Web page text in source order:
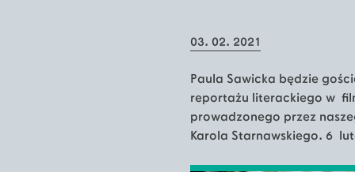
03. 02. 2021
Paula Sawicka będzie
reportażu literackiego w
prowadzonego przez
Karola Starnawskiego. 6